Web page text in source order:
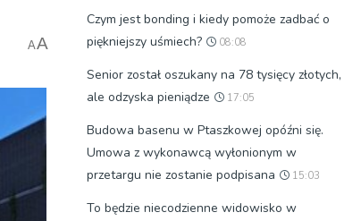
AA
Czym jest bonding i kiedy pomoże zadbać o
piękniejszy uśmiech?
08:08
Senior został oszukany na 78 tysięcy złotych,
ale odzyska pieniądze
17:05
Budowa basenu w Ptaszkowej opóźni się.
Umowa z wykonawcą wyłonionym w
przetargu nie zostanie podpisana
15:03
To będzie niecodzienne widowisko w